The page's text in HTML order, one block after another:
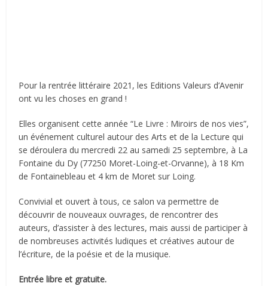
Pour la rentrée littéraire 2021, les Editions Valeurs d’Avenir
ont vu les choses en grand !
Elles organisent cette année “Le Livre : Miroirs de nos vies”,
un événement culturel autour des Arts et de la Lecture qui
se déroulera du mercredi 22 au samedi 25 septembre, à La
Fontaine du Dy (77250 Moret-Loing-et-Orvanne), à 18 Km
de Fontainebleau et 4 km de Moret sur Loing.
Convivial et ouvert à tous, ce salon va permettre de
découvrir de nouveaux ouvrages, de rencontrer des
auteurs, d’assister à des lectures, mais aussi de participer à
de nombreuses activités ludiques et créatives autour de
l’écriture, de la poésie et de la musique.
Entrée libre et gratuite.